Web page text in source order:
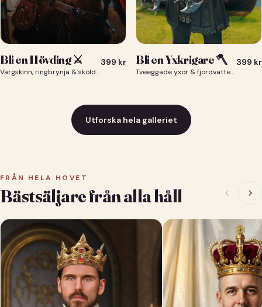
Bli en Hövding ⚔️
Vargskinn, ringbrynja & sköld — du som nordisk krigsherre ⚔️
399 kr Bli en Yxkrigare 🪓
Tveeggade yxor & fjordvatten bakom dig 🪓
399 kr
Utforska hela galleriet
FRÅN HELA HOVET
Bästsäljare från alla håll